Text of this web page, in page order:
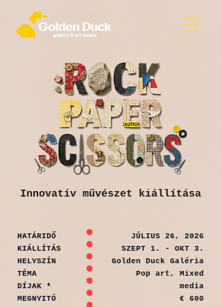
Innovatív művészet kiállítása
HATÁRIDŐ
KIÁLLÍTÁS
HELYSZÍN
TÉMA
DÍJAK *
MEGNYITÓ
JÚLIUS 26, 2026
SZEPT 1. - OKT 3.
Golden Duck Galéria
Pop art, Mixed
media
€ 600